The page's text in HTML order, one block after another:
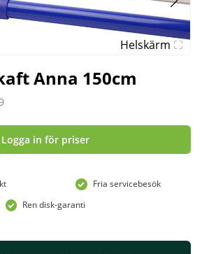
Helskärm
Anna 150cm
Logga in för priser
Fria servicebesök
Ren disk-garanti